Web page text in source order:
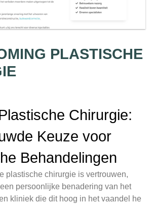
PLASTISCHE
Chirurgie:
Keuze voor
Behandelingen
plastische chirurgie is vertrouwen,
persoonlijke benadering van het
kliniek die dit hoog in het vaandel he